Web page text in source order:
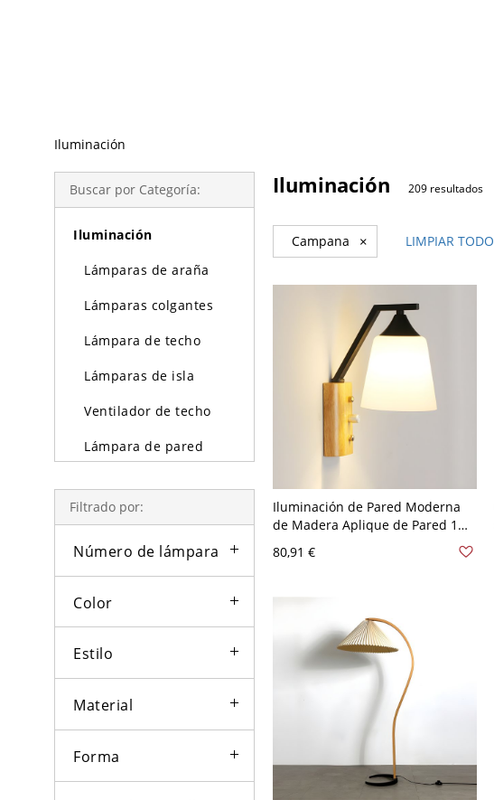
Iluminación
Buscar por Categoría:
Iluminación
Lámparas de araña
Lámparas colgantes
Lámpara de techo
Lámparas de isla
Ventilador de techo
Lámpara de pared
de pie
Filtrado por:
Número de lámpara
Color
Estilo
Material
Forma
Iluminación 209 resultados
Campana × LIMPIAR TODO
Iluminación de Pared Moderna
de Madera Aplique de Pared 1
Blanco - Blanco Campana 110 A
80,91 €